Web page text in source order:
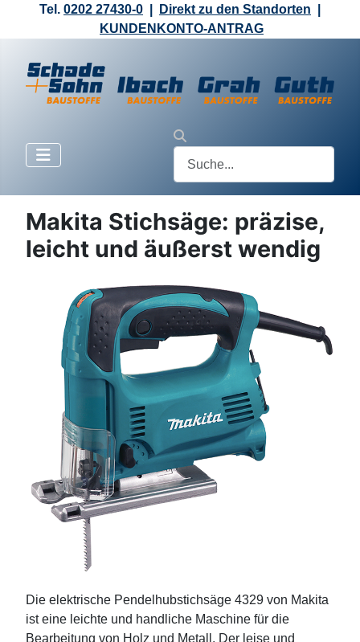
Tel. 0202 27430-0 Direkt zu den Standorten
KUNDENKONTO-ANTRAG
Makita Stichsäge: präzise,
leicht und äußerst wendig
Die elektrische Pendelhubstichsäge 4329 von Makita
ist eine leichte und handliche Maschine für die
Bearbeitung von Holz und Metall. Der leise und